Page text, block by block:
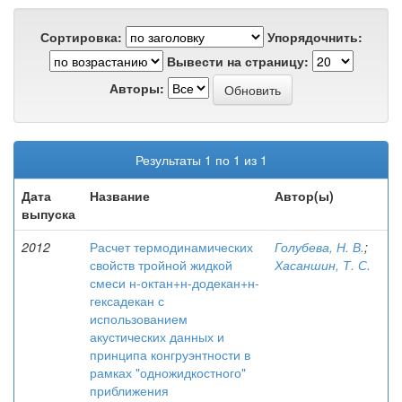
Сортировка:
Упорядочнить:
Вывести на страницу:
Авторы:
Результаты 1 по 1 из 1
Дата
выпуска
Название Автор(ы)
2012
Расчет термодинамических
свойств тройной жидкой
смеси н-октан+н-додекан+н-
гексадекан с
использованием
акустических данных и
принципа конгруэнтности в
рамках "одножидкостного"
приближения
Голубева, Н. В.;
Хасаншин, Т. С.